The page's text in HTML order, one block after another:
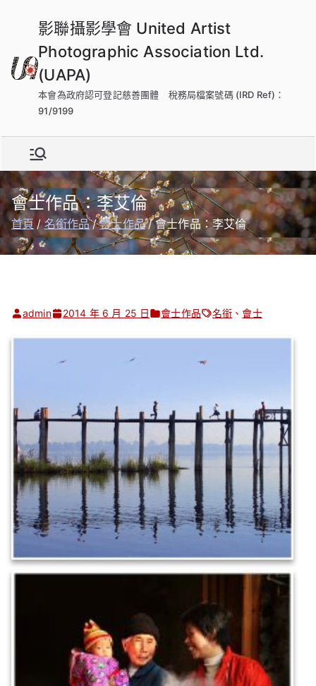
影聯攝影學會 United Artist
Photographic Association Ltd.
(UAPA)
本會為政府認可登記慈善團體 稅務局檔案號碼 (IRD Ref)：
91/9199
會士作品：李艾倫
首頁 名銜作品 會士作品 會士作品：李艾倫
admin 2014 年 6 月 25 日 會士作品 名銜 、會士